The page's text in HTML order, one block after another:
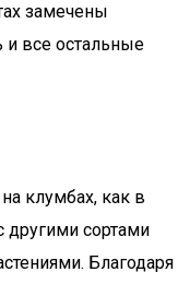
замечены
и все остальные
клумбах, как в
другими сортами
Благодаря